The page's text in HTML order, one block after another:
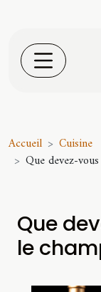
Accueil
Cuisine
Que devez-
Que
le